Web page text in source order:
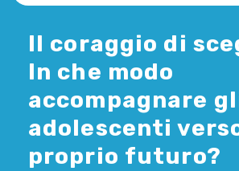
Il coraggio di
In che modo
accompagnare
adolescenti
proprio futuro?